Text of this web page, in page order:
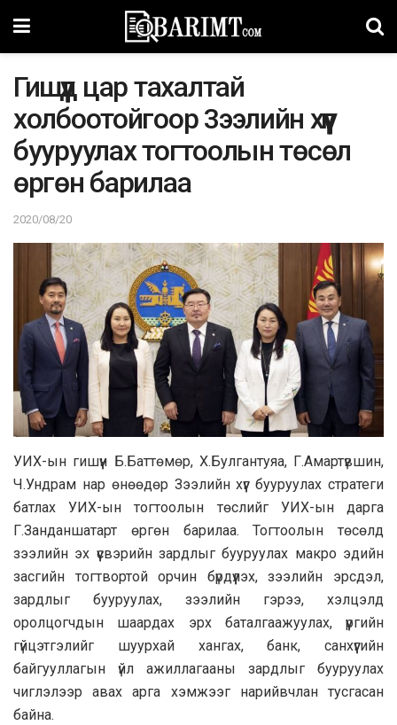
Гишүүд цар тахалтай
холбоотойгоор 3ээлийн хүүг
бууруулах тогтоолын төсөл
өргөн барилаа
2020/08/20
УИХ-ын гишүүн Б.Баттөмөр, Х.Булгантуяа, Г.Амартүвшин,
Ч.Ундрам нар өнөөдөр Зээлийн хүүг бууруулах стратеги
батлах УИХ-ын тогтоолын төслийг УИХ-ын дарга
Г.Занданшатарт өргөн барилаа. Тогтоолын төсөлд
зээлийн эх үүсвэрийн зардлыг бууруулах макро эдийн
засгийн тогтвортой орчин бүрдүүлэх, зээлийн эрсдэл,
зардлыг бууруулах, зээлийн гэрээ, хэлцэлд
оролцогчдын шаардах эрх баталгаажуулах, үүргийн
гүйцэтгэлийг шуурхай хангах, банк, санхүүгийн
байгууллагын үйл ажиллагааны зардлыг бууруулах
чиглэлээр авах арга хэмжээг нарийвчлан тусгасан
байна.